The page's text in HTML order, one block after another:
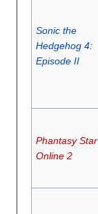
Sonic the
Hedgehog 4:
Episode II
Phantasy Star
Online 2